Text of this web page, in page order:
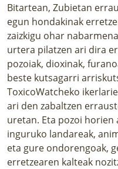
Bitartean, Zubietan
egun hondakinak
zaizkigu ohar
urtera pilatzen ari dira
pozoiak, dioxinak,
beste kutsagarri
ToxicoWatcheko
ari den zabaltzen
uretan. Eta pozoi horien
inguruko landareak,
eta gure ondorengoak,
erretzearen kalteak